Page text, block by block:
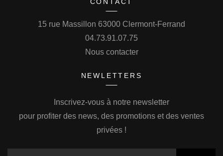
CONTACT
15 rue Massillon 63000 Clermont-Ferrand
04.73.91.07.75
Nous contacter
NEWLETTERS
Inscrivez-vous à notre newsletter
pour profiter des news, des promotions et des ventes
privées !